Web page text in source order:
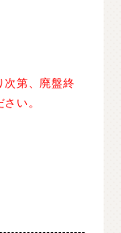
次第、廃盤終
い。